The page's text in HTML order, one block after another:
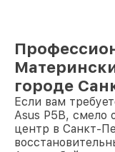
городе
Если вам
Asus P5B, смело
центр в Санкт-